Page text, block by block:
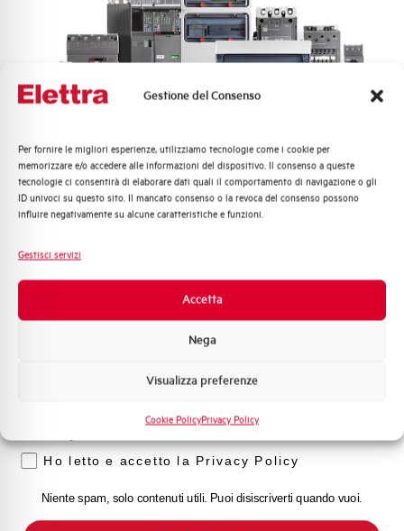
Gestione del Consenso
Per fornire le migliori esperienze, utilizziamo tecnologie come i cookie per
memorizzare e/o accedere alle informazioni del dispositivo. Il consenso a queste
tecnologie ci consentirà di elaborare dati quali il comportamento di navigazione o gli
ID univoci su questo sito. Il mancato consenso o la revoca del consenso possono
influire negativamente su alcune caratteristiche e funzioni.
Gestisci servizi
Accetta
Nega
Visualizza preferenze
Cookie PolicyPrivacy Policy
Quali argomenti ti interessano di più?
Distribuzione di Energia
Automazione Industriale
Sistema Quadri
Promozioni e offerte
Formazione tecnica
Voglio ricevere aggiornamenti, novità di
Ho letto e accetto la Privacy Policy
Niente spam, solo contenuti utili. Puoi disiscriverti quando vuoi.